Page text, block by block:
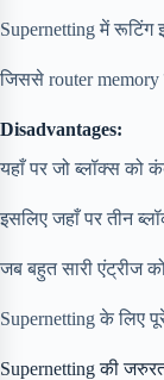
Supernetting में रूटिंग
जिससे router memory
Disadvantages:
यहाँ पर जो ब्लॉक्स को
इसलिए जहाँ पर तीन
जब बहुत सारी एंट्रीज
Supernetting के लिए
Supernetting की